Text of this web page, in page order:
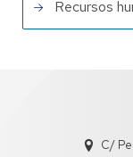
Recursos
C/